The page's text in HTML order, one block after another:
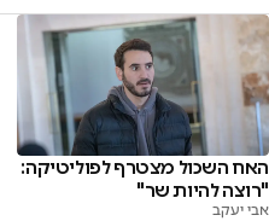
האח השכול מצטרף לפוליטיקה:
"רוצה להיות שר"
אבי יעקב